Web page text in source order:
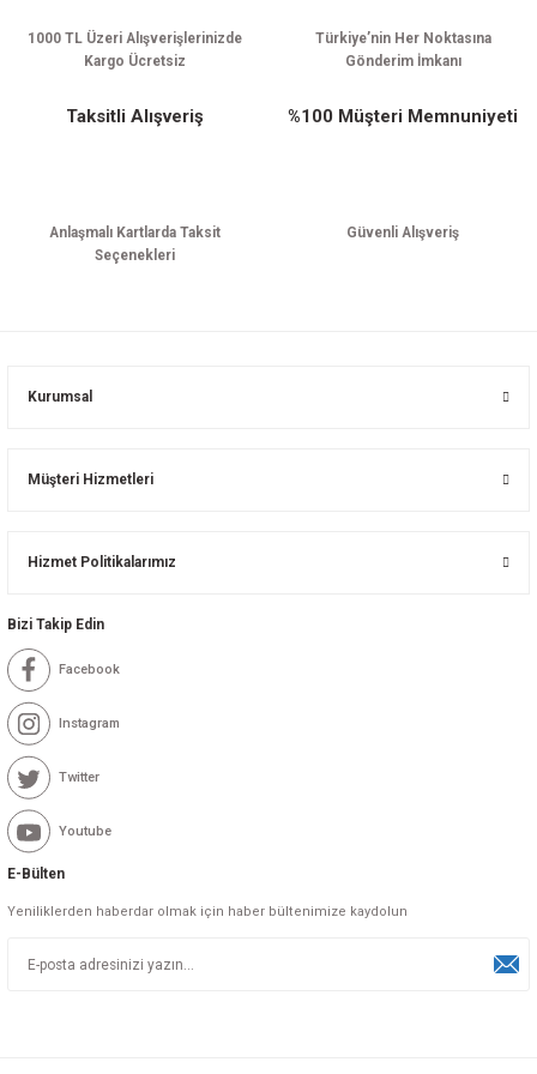
1000 TL Üzeri Alışverişlerinizde
Kargo Ücretsiz
Türkiye’nin Her Noktasına
Gönderim İmkanı
Taksitli Alışveriş
Anlaşmalı Kartlarda Taksit
Seçenekleri
%100 Müşteri Memnuniyeti
Güvenli Alışveriş
Kurumsal
Müşteri Hizmetleri
Hizmet Politikalarımız
Bizi Takip Edin
Facebook
Instagram
Twitter
Youtube
E-Bülten
Yeniliklerden haberdar olmak için haber bültenimize kaydolun